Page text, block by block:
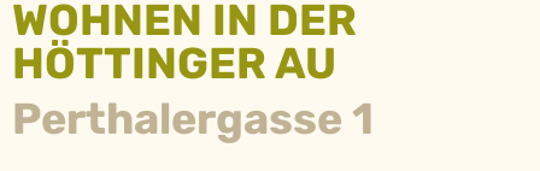
WOHNEN IN DER
HÖTTINGER AU
Perthalergasse 1